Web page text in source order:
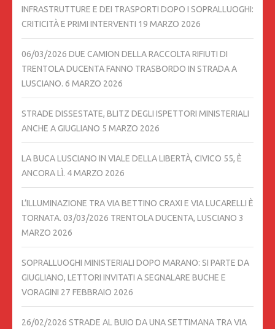
INFRASTRUTTURE E DEI TRASPORTI DOPO I SOPRALLUOGHI:
CRITICITÀ E PRIMI INTERVENTI 19 MARZO 2026
06/03/2026 DUE CAMION DELLA RACCOLTA RIFIUTI DI
TRENTOLA DUCENTA FANNO TRASBORDO IN STRADA A
LUSCIANO. 6 MARZO 2026
STRADE DISSESTATE, BLITZ DEGLI ISPETTORI MINISTERIALI
ANCHE A GIUGLIANO 5 MARZO 2026
LA BUCA LUSCIANO IN VIALE DELLA LIBERTÀ, CIVICO 55, È
ANCORA LÌ. 4 MARZO 2026
L’ILLUMINAZIONE TRA VIA BETTINO CRAXI E VIA LUCARELLI È
TORNATA. 03/03/2026 TRENTOLA DUCENTA, LUSCIANO 3
MARZO 2026
SOPRALLUOGHI MINISTERIALI DOPO MARANO: SI PARTE DA
GIUGLIANO, LETTORI INVITATI A SEGNALARE BUCHE E
VORAGINI 27 FEBBRAIO 2026
26/02/2026 STRADE AL BUIO DA UNA SETTIMANA TRA VIA